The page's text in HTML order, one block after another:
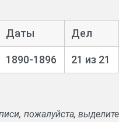
сходов об учреждении
Даты Дел
1890-1896 21 из 21
пожалуйста, выделите